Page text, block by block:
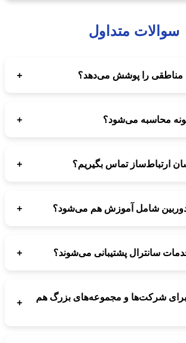
سوالات متداول
را پوشش می‌دهد؟
محاسبه می‌شود؟
ارتباط‌ساز تماس بگیریم؟
شامل آموزش هم می‌شود؟
سانترال پشتیبانی می‌شوند؟
شرکت‌ها و مجموعه‌های بزرگ هم